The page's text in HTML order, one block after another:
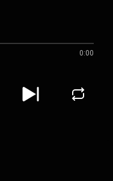
0:00